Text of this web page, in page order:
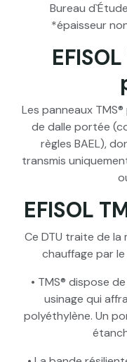
Bureau
*épaisseur
Les panneaux
de dalle portée
règles BAEL),
transmis
EFISOL
Ce DTU traite de
chauffage par le
• TMS® dispose
usinage qui
polyéthylène. Un